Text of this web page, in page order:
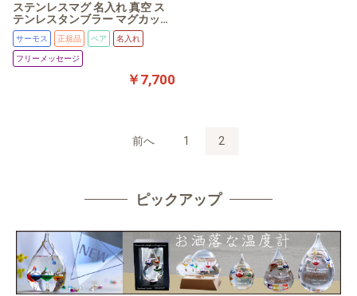
ステンレスマグ 名入れ 真空 ス
テンレスタンブラー マグカップ
誕生日 サーモスマグ W
サーモス 正規品 ペア 名入れ
フリーメッセージ
￥7,700
前へ 1 2
ピックアップ